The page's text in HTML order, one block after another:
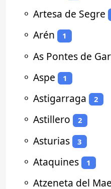
⚬ Artesa de Segre
⚬ Arén 1
⚬ As Pontes de
⚬ Aspe 1
⚬ Astigarraga 2
⚬ Astillero 2
⚬ Asturias 3
⚬ Ataquines 1
⚬ Atzeneta del